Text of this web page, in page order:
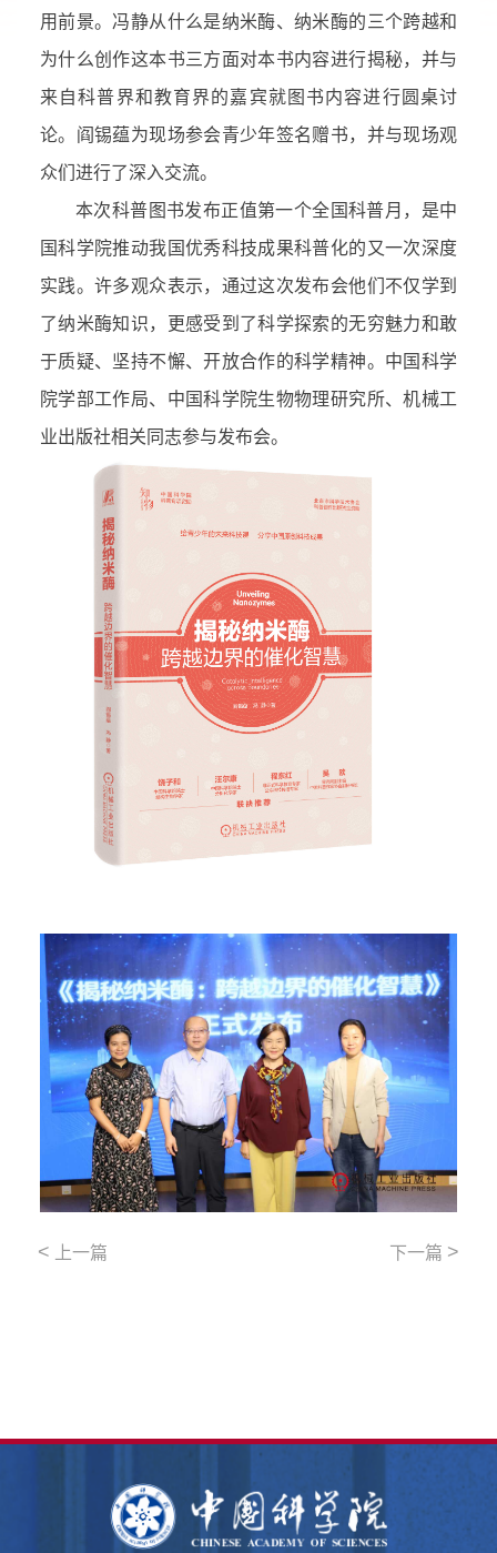
用前景。冯静从什么是纳米酶、纳米酶的三个跨越和
为什么创作这本书三方面对本书内容进行揭秘，并与
来自科普界和教育界的嘉宾就图书内容进行圆桌讨
论。阎锡蕴为现场参会青少年签名赠书，并与现场观
众们进行了深入交流。
本次科普图书发布正值第一个全国科普月，是中
国科学院推动我国优秀科技成果科普化的又一次深度
实践。许多观众表示，通过这次发布会他们不仅学到
了纳米酶知识，更感受到了科学探索的无穷魅力和敢
于质疑、坚持不懈、开放合作的科学精神。中国科学
院学部工作局、中国科学院生物物理研究所、机械工
业出版社相关同志参与发布会。
< 上一篇 下一篇 >